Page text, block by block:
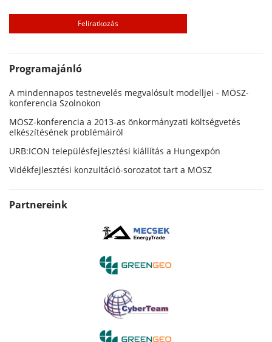
Programajánló
A mindennapos testnevelés megvalósult modelljei - MÖSZ-
konferencia Szolnokon
MÖSZ-konferencia a 2013-as önkormányzati költségvetés
elkészítésének problémáiról
URB:ICON településfejlesztési kiállítás a Hungexpón
Vidékfejlesztési konzultáció-sorozatot tart a MÖSZ
Partnereink